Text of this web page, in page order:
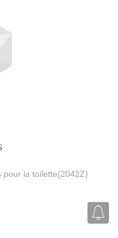
pour la toilette(2042Z)